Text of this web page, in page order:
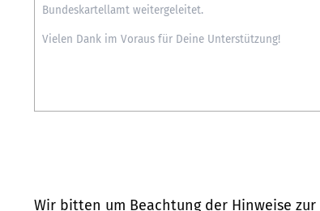
Wir bitten um Beachtung der Hinweise zur